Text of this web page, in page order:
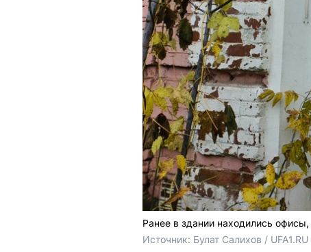
Ранее в здании находились офисы,
Источник: Булат Салихов / UFA1.RU